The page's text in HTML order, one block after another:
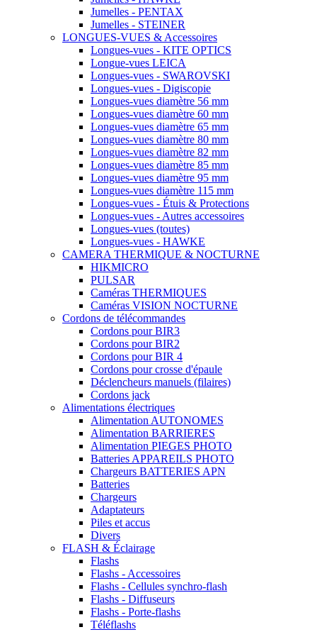
Jumelles - PENTAX
Jumelles - STEINER
LONGUES-VUES & Accessoires
Longues-vues - KITE OPTICS
Longue-vues LEICA
Longues-vues - SWAROVSKI
Longues-vues - Digiscopie
Longues-vues diamètre 56 mm
Longues-vues diamètre 60 mm
Longues-vues diamètre 65 mm
Longues-vues diamètre 80 mm
Longues-vues diamètre 82 mm
Longues-vues diamètre 85 mm
Longues-vues diamètre 95 mm
Longues-vues diamètre 115 mm
Longues-vues - Étuis & Protections
Longues-vues - Autres accessoires
Longues-vues (toutes)
Longues-vues - HAWKE
CAMERA THERMIQUE & NOCTURNE
HIKMICRO
PULSAR
Caméras THERMIQUES
Caméras VISION NOCTURNE
Cordons de télécommandes
Cordons pour BIR3
Cordons pour BIR2
Cordons pour BIR 4
Cordons pour crosse d'épaule
Déclencheurs manuels (filaires)
Cordons jack
Alimentations électriques
Alimentation AUTONOMES
Alimentation BARRIERES
Alimentation PIEGES PHOTO
Batteries APPAREILS PHOTO
Chargeurs BATTERIES APN
Batteries
Chargeurs
Adaptateurs
Piles et accus
Divers
FLASH & Éclairage
Flashs
Flashs - Accessoires
Flashs - Cellules synchro-flash
Flashs - Diffuseurs
Flashs - Porte-flashs
Téléflashs